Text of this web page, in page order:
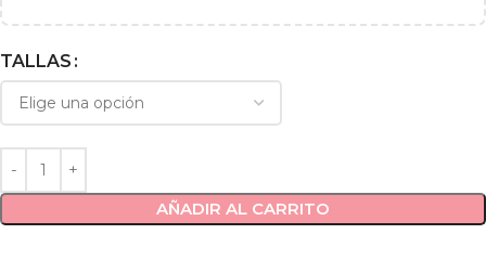
TALLAS
AÑADIR AL CARRITO